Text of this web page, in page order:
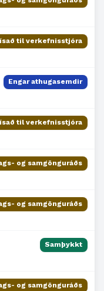
til verkefnisstjóra
Engar athugasemdir
til verkefnisstjóra
og samgönguráðs
og samgönguráðs
Samþykkt
og samgönguráðs